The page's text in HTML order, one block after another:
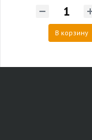
В корзину